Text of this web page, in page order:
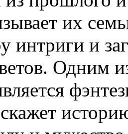
их
интриги и
Одним